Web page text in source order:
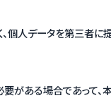
個人データを第三者に
がある場合であって